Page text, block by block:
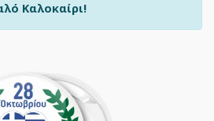
Καλοκαίρι!